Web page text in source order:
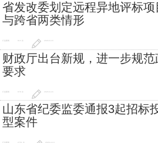
省发改委划定远程异地评标
与跨省两类情形
财政厅出台新规，进一步规
要求
行业要闻 878 次 2026-6-16
山东省纪委监委通报3起招标
型案件
行业要闻 2751 次 2026-4-13